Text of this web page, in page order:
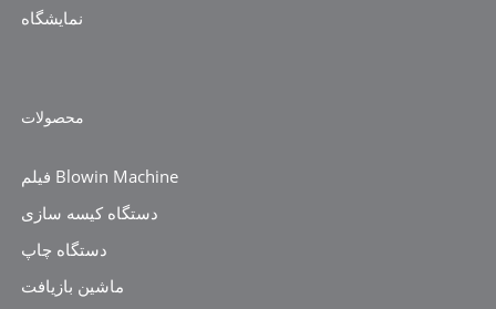
نمایشگاه
محصولات
فیلم Blowin Machine
دستگاه کیسه سازی
دستگاه چاپ
ماشین بازیافت